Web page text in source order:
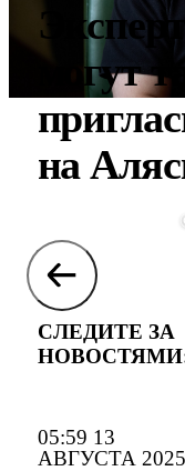
05:59 13
АВГУСТА 2025
могут
на
СЛЕДИТЕ ЗА